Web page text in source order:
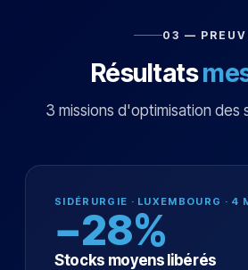
03 —
Résultats
3 missions d'optimisation des
SIDÉRURGIE · LUXEMBOURG · 4
−28%
Stocks moyens libérés